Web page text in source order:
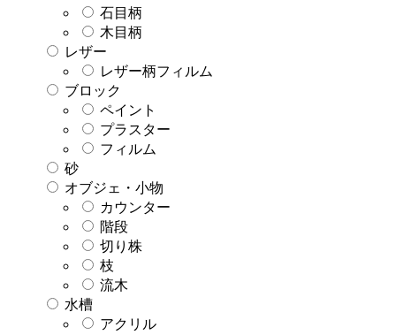
石目柄
木目柄
レザー
レザー柄フィルム
ブロック
ペイント
プラスター
フィルム
砂
オブジェ・小物
カウンター
階段
切り株
枝
流木
水槽
アクリル